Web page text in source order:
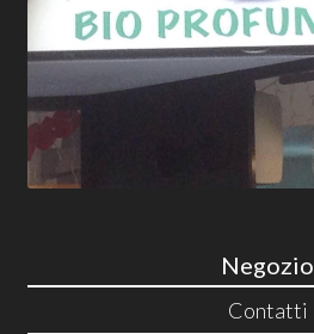
Negozio
Contatti